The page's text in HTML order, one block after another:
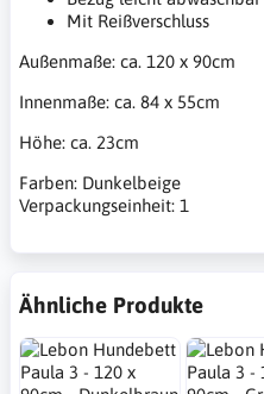
Mit Reißverschluss
Außenmaße: ca. 120 x 90cm
Innenmaße: ca. 84 x 55cm
Höhe: ca. 23cm
Farben: Dunkelbeige
Verpackungseinheit: 1
Ähnliche Produkte